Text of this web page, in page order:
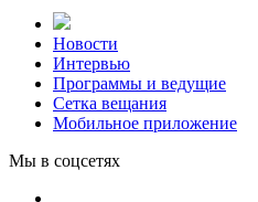
Новости
Интервью
Программы и ведущие
Сетка вещания
Мобильное приложение
Мы в соцсетях